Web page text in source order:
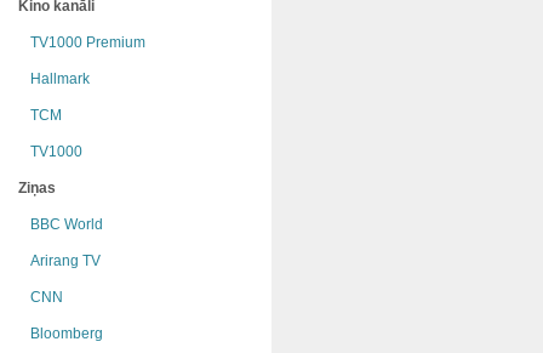
Kino kanāli
TV1000 Premium
Hallmark
TCM
TV1000
Ziņas
BBC World
Arirang TV
CNN
Bloomberg